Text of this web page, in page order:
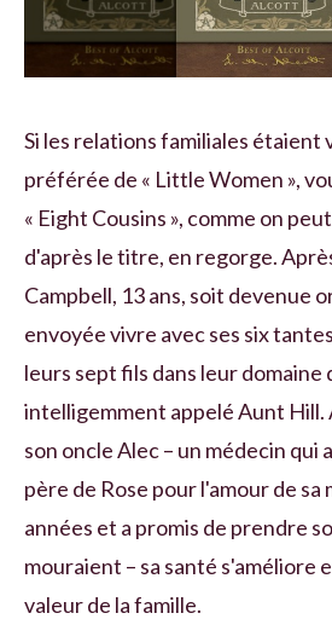
Si les relations familiales étaient
préférée de « Little Women »,
« Eight Cousins », comme on
d'après le titre, en regorge.
Campbell, 13 ans, soit devenue
envoyée vivre avec ses six
leurs sept fils dans leur domaine
intelligemment appelé Aunt Hill.
son oncle Alec – un médecin qui
père de Rose pour l'amour de sa
années et a promis de prendre
mouraient – ​​sa santé s'améliore
valeur de la famille.